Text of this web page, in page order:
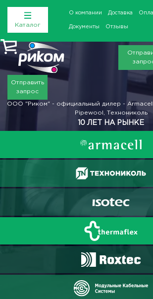
Каталог
О компании Доставка
Документы Отзывы
Отправить
запрос
ООО "Риком" - официальный дилер -
Pipewool, Технониколь
10 ЛЕТ НА РЫНКЕ